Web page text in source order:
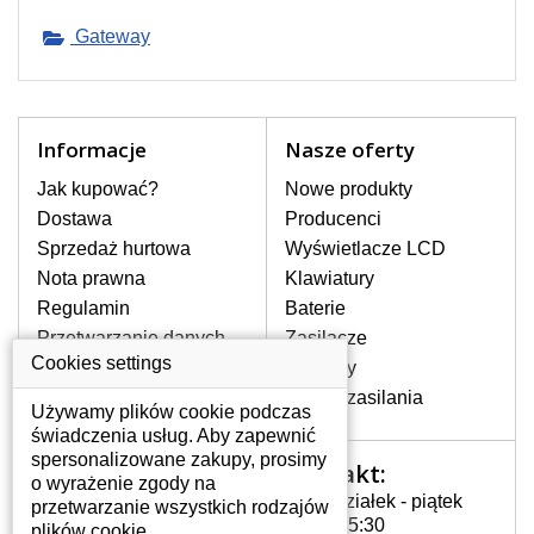
ekran, migotanie lub nierównomierną
NAJWYZSZEJ JAKOŚCI!
W naszym magazynie przez
cały okres gwarancji posiadamy
wyłącznie wysokiej jakości
oryginalne matryce klasy A+ bez
wadliwych pikseli.
JAK WYBRAĆ ODPOWIEDNI EKRAN
DO LAPTOPA GATEWAY ID49C?
Odpowiedni ekran można dobrać do
konkretnego modelu laptopa, którego
oznaczenie można znaleźć na naklejce
na spodzie laptopa lub pod baterią, bywa
również umieszczone na ramkach lub
obudowie klawiatury. Jeżeli zepsuty lub
pęknięty ekran został zdemontowany, w
Gateway
Informacje
Jak kupować?
Dostawa
Sprzedaż hurtowa
Nota prawna
Regulamin
Przetwarzanie danych
osobowych
Gdzie nas znajdziesz
Nasze oferty
Nowe produkty
Producenci
Wyświetlacze LCD
Klawiatury
Baterie
Zasilacze
Zawiasy
Złącza zasilania
Twoje konto
Twoje konto
Kontakt:
Poniedziałek - piątek
7:00 - 15:30
Cookies settings
Używamy plików cookie podczas
świadczenia usług. Aby zapewnić
spersonalizowane zakupy, prosimy
o wyrażenie zgody na
przetwarzanie wszystkich rodzajów